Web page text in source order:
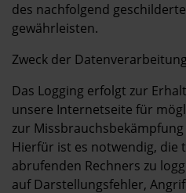
des nachfolgend
gewährleisten.
Zweck der Datenverarbeitung
Das Logging erfolgt zur
unsere Internetseite für
zur
Hierfür ist es notwendig, die
abrufenden Rechners zu
auf Darstellungsfehler,